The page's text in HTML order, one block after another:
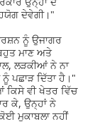
ਦੇਵੇਗੀ।"
ਨੂੰ ਉਜਾਗਰ
ਮਾਣ ਅਤੇ
ਲੜਕੀਆਂ ਨੇ ਨਾ
ਪਛਾੜ ਦਿੱਤਾ ਹੈ।"
ਕਿਸੇ ਵੀ ਖੇਤਰ ਵਿੱਚ
ਕੇ, ਉਨ੍ਹਾਂ ਨੇ
ਮੁਕਾਬਲਾ ਨਹੀਂ